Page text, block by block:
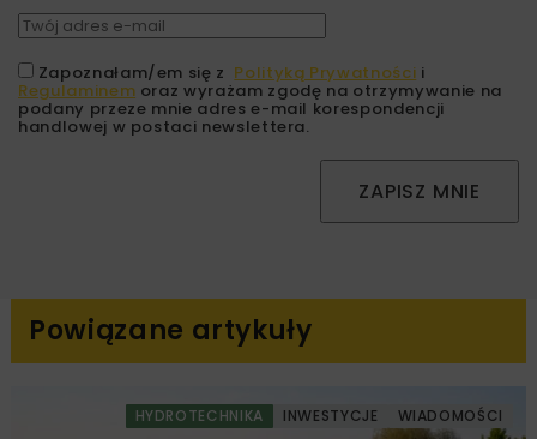
Zapoznałam/em się z Polityką Prywatności i
Regulaminem oraz wyrażam zgodę na otrzymywanie na
podany przeze mnie adres e-mail korespondencji
handlowej w postaci newslettera.
ZAPISZ MNIE
Powiązane artykuły
HYDROTECHNIKA INWESTYCJE WIADOMOŚCI